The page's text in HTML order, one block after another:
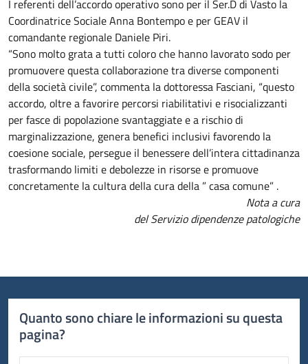
I referenti dell’accordo operativo sono per il Ser.D di Vasto la
Coordinatrice Sociale Anna Bontempo e per GEAV il
comandante regionale Daniele Piri.
“Sono molto grata a tutti coloro che hanno lavorato sodo per
promuovere questa collaborazione tra diverse componenti
della società civile”, commenta la dottoressa Fasciani, “questo
accordo, oltre a favorire percorsi riabilitativi e risocializzanti
per fasce di popolazione svantaggiate e a rischio di
marginalizzazione, genera benefici inclusivi favorendo la
coesione sociale, persegue il benessere dell’intera cittadinanza
trasformando limiti e debolezze in risorse e promuove
concretamente la cultura della cura della ” casa comune” .
Nota a cura
del Servizio dipendenze patologiche
Quanto sono chiare le informazioni su questa
pagina?